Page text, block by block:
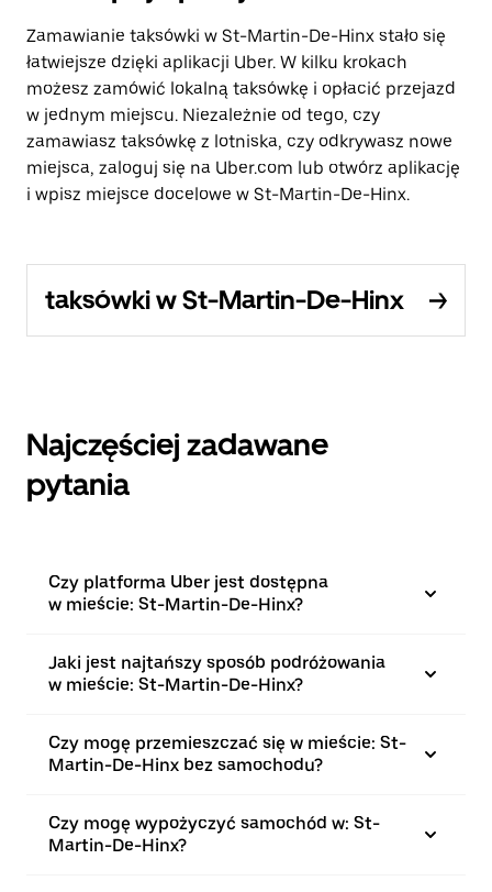
Zamawianie taksówki w St-Martin-De-Hinx stało się
łatwiejsze dzięki aplikacji Uber. W kilku krokach
możesz zamówić lokalną taksówkę i opłacić przejazd
w jednym miejscu. Niezależnie od tego, czy
zamawiasz taksówkę z lotniska, czy odkrywasz nowe
miejsca, zaloguj się na Uber.com lub otwórz aplikację
i wpisz miejsce docelowe w St-Martin-De-Hinx.
taksówki w St-Martin-De-Hinx
Najczęściej zadawane
pytania
Czy platforma Uber jest dostępna
w mieście: St-Martin-De-Hinx?
Jaki jest najtańszy sposób podróżowania
w mieście: St-Martin-De-Hinx?
Czy mogę przemieszczać się w mieście: St-
Martin-De-Hinx bez samochodu?
Czy mogę wypożyczyć samochód w: St-
Martin-De-Hinx?